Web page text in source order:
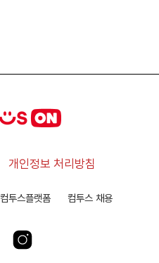
개인정보 처리방침
컴투스플랫폼 컴투스 채용